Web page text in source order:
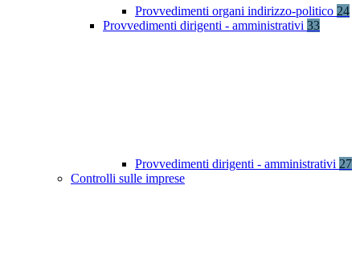
Provvedimenti organi indirizzo-politico 24
Provvedimenti dirigenti - amministrativi 33
Provvedimenti dirigenti - amministrativi 27
Controlli sulle imprese